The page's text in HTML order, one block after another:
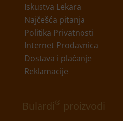
Iskustva Lekara
Najčešća pitanja
Politika Privatnosti
Internet Prodavnica
Dostava i plaćanje
Reklamacije
Bulardi ® proizvodi